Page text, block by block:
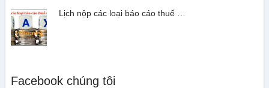
Lịch nộp các loại báo cáo thuế …
Facebook chúng tôi